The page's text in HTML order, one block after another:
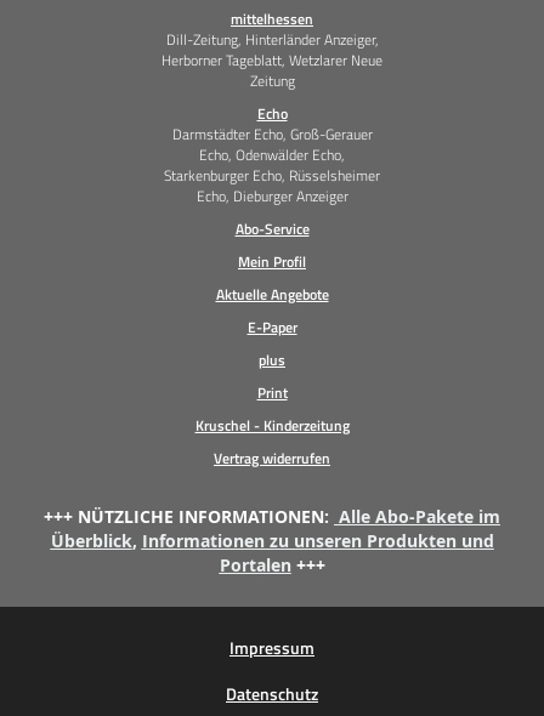
mittelhessen
Dill-Zeitung, Hinterländer Anzeiger,
Herborner Tageblatt, Wetzlarer Neue
Zeitung
Echo
Darmstädter Echo, Groß-Gerauer
Echo, Odenwälder Echo,
Starkenburger Echo, Rüsselsheimer
Echo, Dieburger Anzeiger
Abo-Service
Mein Profil
Aktuelle Angebote
E-Paper
plus
Print
Kruschel - Kinderzeitung
Vertrag widerrufen
+++ NÜTZLICHE INFORMATIONEN: Alle Abo-Pakete im
Überblick, Informationen zu unseren Produkten und
Portalen +++
Impressum
Datenschutz